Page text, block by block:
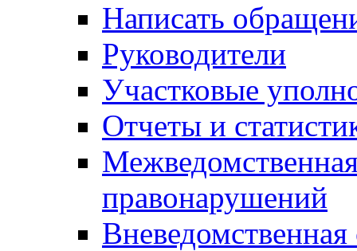
Написать
Руководители
Участковые
Отчеты и
правонарушений
Вневедомственная